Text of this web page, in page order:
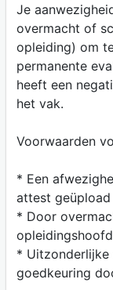
Je
overmacht of
opleiding) om
permanente
heeft een
het vak.
Voorwaarden
* Een
attest geüpload
* Door
* Uitzonderlijke
goedkeuring